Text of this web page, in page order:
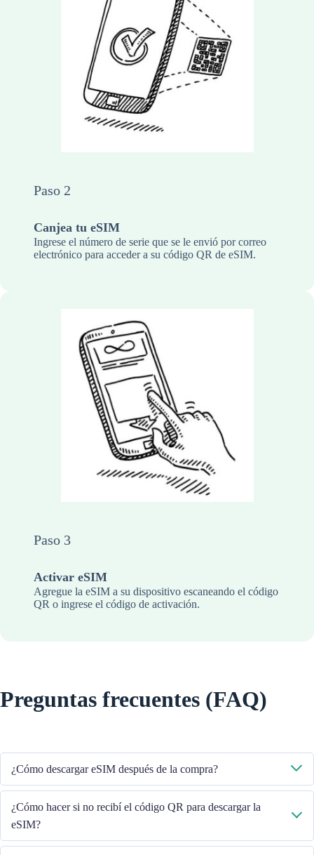
Paso 2
Canjea tu eSIM
Ingrese el número de serie que se le envió por correo
electrónico para acceder a su código QR de eSIM.
Paso 3
Activar eSIM
Agregue la eSIM a su dispositivo escaneando el código
QR o ingrese el código de activación.
Preguntas frecuentes (FAQ)
¿Cómo descargar eSIM después de la compra?
correo electrónico que proporcionó.
¿Cómo hacer si no recibí el código QR para descargar la
eSIM?